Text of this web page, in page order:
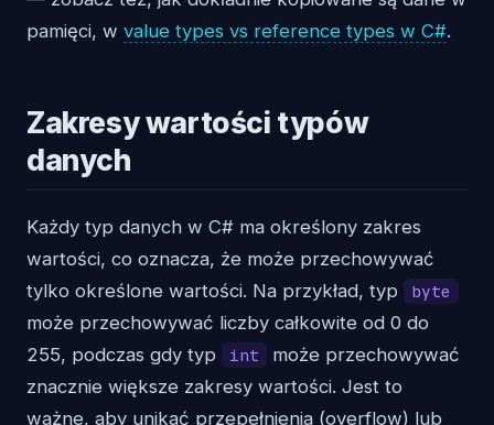
pamięci, w value types vs reference types w C#.
Zakresy wartości typów
danych
Każdy typ danych w C# ma określony zakres
wartości, co oznacza, że ​​może przechowywać
tylko określone wartości. Na przykład, typ
byte
może przechowywać liczby całkowite od 0 do
255, podczas gdy typ
int
może przechowywać
znacznie większe zakresy wartości. Jest to
ważne, aby unikać przepełnienia (overflow) lub